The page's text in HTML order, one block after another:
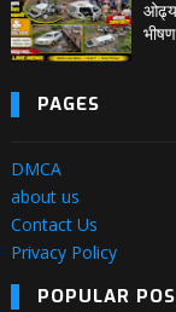
PAGES
DMCA
about us
Contact Us
Privacy Policy
POPULAR